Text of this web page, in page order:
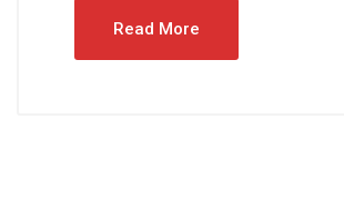
Read More